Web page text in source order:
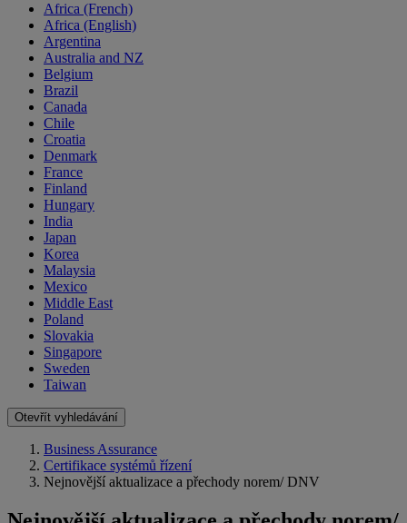
Africa (French)
Africa (English)
Argentina
Australia and NZ
Belgium
Brazil
Canada
Chile
Croatia
Denmark
France
Finland
Hungary
India
Japan
Korea
Malaysia
Mexico
Middle East
Poland
Slovakia
Singapore
Sweden
Taiwan
Otevřít vyhledávání
Business Assurance
Certifikace systémů řízení
Nejnovější aktualizace a přechody norem/ DNV